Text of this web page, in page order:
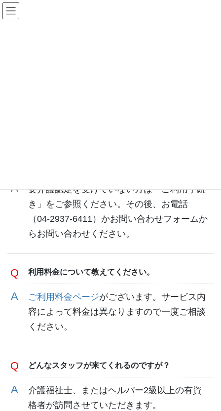
コ
ン
ナ
ビ
要介護認定を受けていない方は「ご利用手続
き」をご参照ください。その後、お電話
（04‐2937‐6411）かお問い合わせフォームか
らお問い合わせください。
利用料金について教えてください。
ご利用料金ページがございます。サービス内
容によって料金は異なりますので一度ご相談
ください。
どんなスタッフが来てくれるのですが？
介護福祉士、またはヘルパー2級以上の有資
格者が訪問させていただきます。